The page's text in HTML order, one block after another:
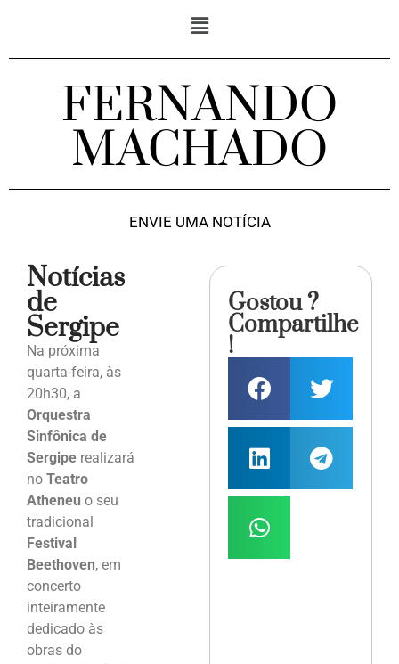
FERNANDO
MACHADO
ENVIE UMA NOTÍCIA
Notícias
de
Sergipe
Na próxima
quarta-feira, às
20h30, a
Orquestra
Sinfônica de
Sergipe realizará
no Teatro
Atheneu o seu
tradicional
Festival
Beethoven, em
concerto
inteiramente
dedicado às
obras do
Gostou ?
Compartilhe
!